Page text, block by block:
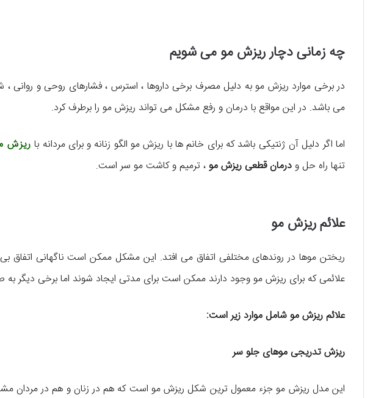
چه زمانی دچار ریزش مو می شویم
در برخی موارد ریزش مو به دلیل مصرف برخی داروها ، استرس ، فشارهای روحی و روانی
می باشد. در این مواقع با درمان و رفع مشکل می تواند ریزش مو را برطرف کرد.
اما اگر دلیل آن ژنتیکی باشد که برای خانم ها با ریزش مو الگو زنانه و برای مردانه با ریزش
تنها راه حل ودرمان قطعی ریزش مو، ترمیم و کاشت مو سر است.
علائم ریزش مو
ریختن موها در روندهای مختلفی اتفاق می افتد. این مشکل ممکن است ناگهانی اتفاق
علائمی که برای ریزش مو وجود دارند ممکن است برای مدتی ایجاد شوند اما برخی دیگر
علائم ریزش مو شامل موارد زیر است:
ریزش تدریجی موهای جلو سر
این مدل ریزش مو جزء معمول ترین شکل ریزش مو است که هم در زنان و هم در مردان